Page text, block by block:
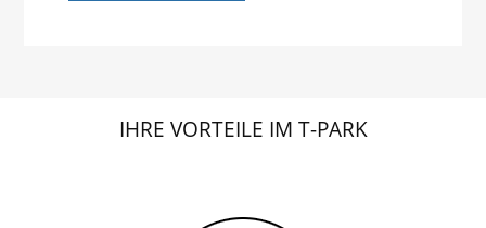
IHRE VORTEILE IM T-PARK